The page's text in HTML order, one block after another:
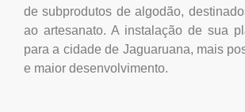
de subprodutos de algodão,
ao artesanato. A instalação de sua
para a cidade de Jaguaruana, mais
e maior desenvolvimento.